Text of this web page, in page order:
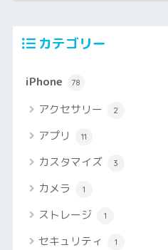
カテゴリー
iPhone 78
アクセサリー 2
アプリ 11
カスタマイズ 3
カメラ 1
ストレージ 1
セキュリティ 1